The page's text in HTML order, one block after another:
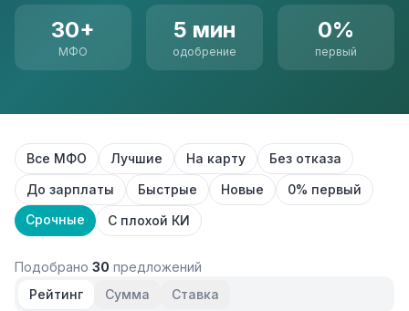
30+
МФО
5 мин
одобрение
0%
первый
Все МФО Лучшие На карту
Без отказа
До зарплаты
Быстрые Новые
0% первый
Срочные
С плохой КИ
Подобрано 30 предложений
Рейтинг
Сумма Ставка